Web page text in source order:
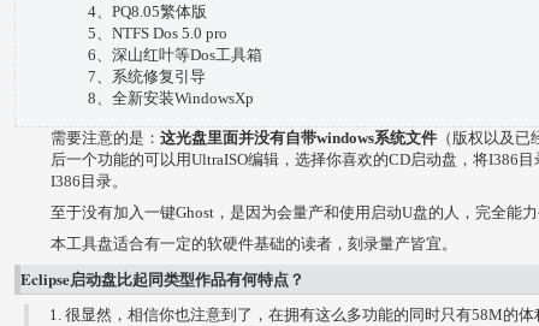
4、PQ8.05繁体版
5、NTFS Dos 5.0 pro
6、深山红叶等Dos工具箱
7、系统修复引导
8、全新安装WindowsXp
需要注意的是： 这光盘里面并没有自带windows系统文件 （版权以及
后一个功能的可以用UltraISO编辑，选择你喜欢的CD启动盘，将I386
I386目录。
至于没有加入一键Ghost，是因为会量产和使用启动U盘的人，完全能
本工具盘适合有一定的软硬件基础的读者，刻录量产皆宜。
Eclipse启动盘比起同类型作品有何特点？
很显然，相信你也注意到了，在拥有这么多功能的同时只有58M的